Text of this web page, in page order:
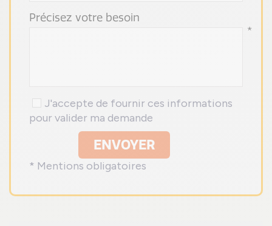
Précisez votre besoin
*
J'accepte de fournir ces informations
pour valider ma demande
ENVOYER
* Mentions obligatoires